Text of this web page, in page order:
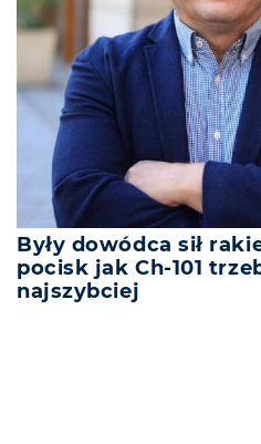
Były dowódca sił
pocisk jak Ch-101
najszybciej